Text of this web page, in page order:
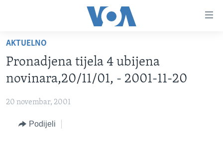
glavni
sadržaj
na
glavnu
TV PROGRAM
VIJESTI
SJEDINJENE AMERIČKE DRŽAVE
NAUKA I TEHNOLOGIJA
AKTUELNO
Pronadjena tijela 4 ubijena
novinara,20/11/01, - 2001-11-20
20 novembar, 2001
Podijeli